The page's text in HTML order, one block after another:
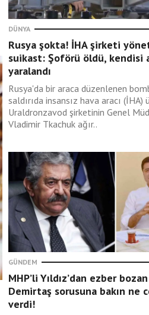
DÜNYA
Rusya şokta! İHA şirketi
suikast: Şoförü öldü, kendisi
yaralandı
Rusya'da bir araca düzenlenen
saldırıda insansız hava aracı (İHA)
Uraldronzavod şirketinin Genel
Vladimir Tkachuk ağır..
GÜNDEM
MHP’li Yıldız’dan ezber bozan
Demirtaş sorusuna bakın ne
verdi!